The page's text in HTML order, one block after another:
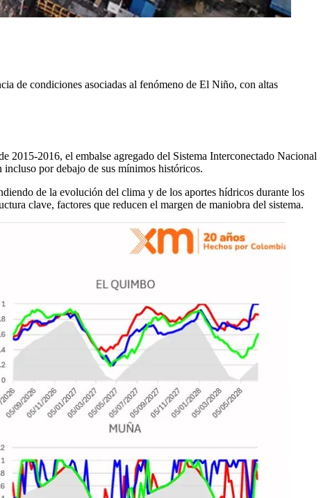
de condiciones asociadas al fenómeno de El Niño, con altas
2015-2016, el embalse agregado del Sistema Interconectado Nacional
por debajo de sus mínimos históricos.
de la evolución del clima y de los aportes hídricos durante los
clave, factores que reducen el margen de maniobra del sistema.